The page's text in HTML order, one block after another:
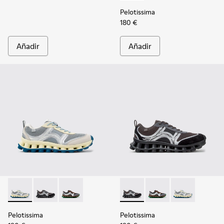
Añadir
Pelotissima
180 €
Añadir
Pelotissima - K101134-001 - Zapatillas grises de tejido
Pelotissima - K101134-003 - Zapatillas grises de
Pelotissima - K101134-002 - Zapatillas
Pelotissima
Pelotissima - K101134-003
Pelotissima -Pelotissima -
Pelotissima